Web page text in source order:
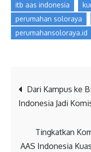
itb aas indonesia
perumahan soloraya
perumahansoloraya.id
Dari Kampus ke
Indonesia Jadi
Tingkatkan
AAS Indonesia